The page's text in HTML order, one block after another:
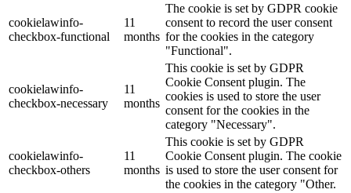
cookielawinfo-
checkbox-functional
11
months
The cookie is set by GDPR cookie
consent to record the user consent
for the cookies in the category
"Functional".
cookielawinfo-
checkbox-necessary
11
months
This cookie is set by GDPR
Cookie Consent plugin. The
cookies is used to store the user
consent for the cookies in the
category "Necessary".
cookielawinfo-
checkbox-others
11
months
This cookie is set by GDPR
Cookie Consent plugin. The cookie
is used to store the user consent for
the cookies in the category "Other.